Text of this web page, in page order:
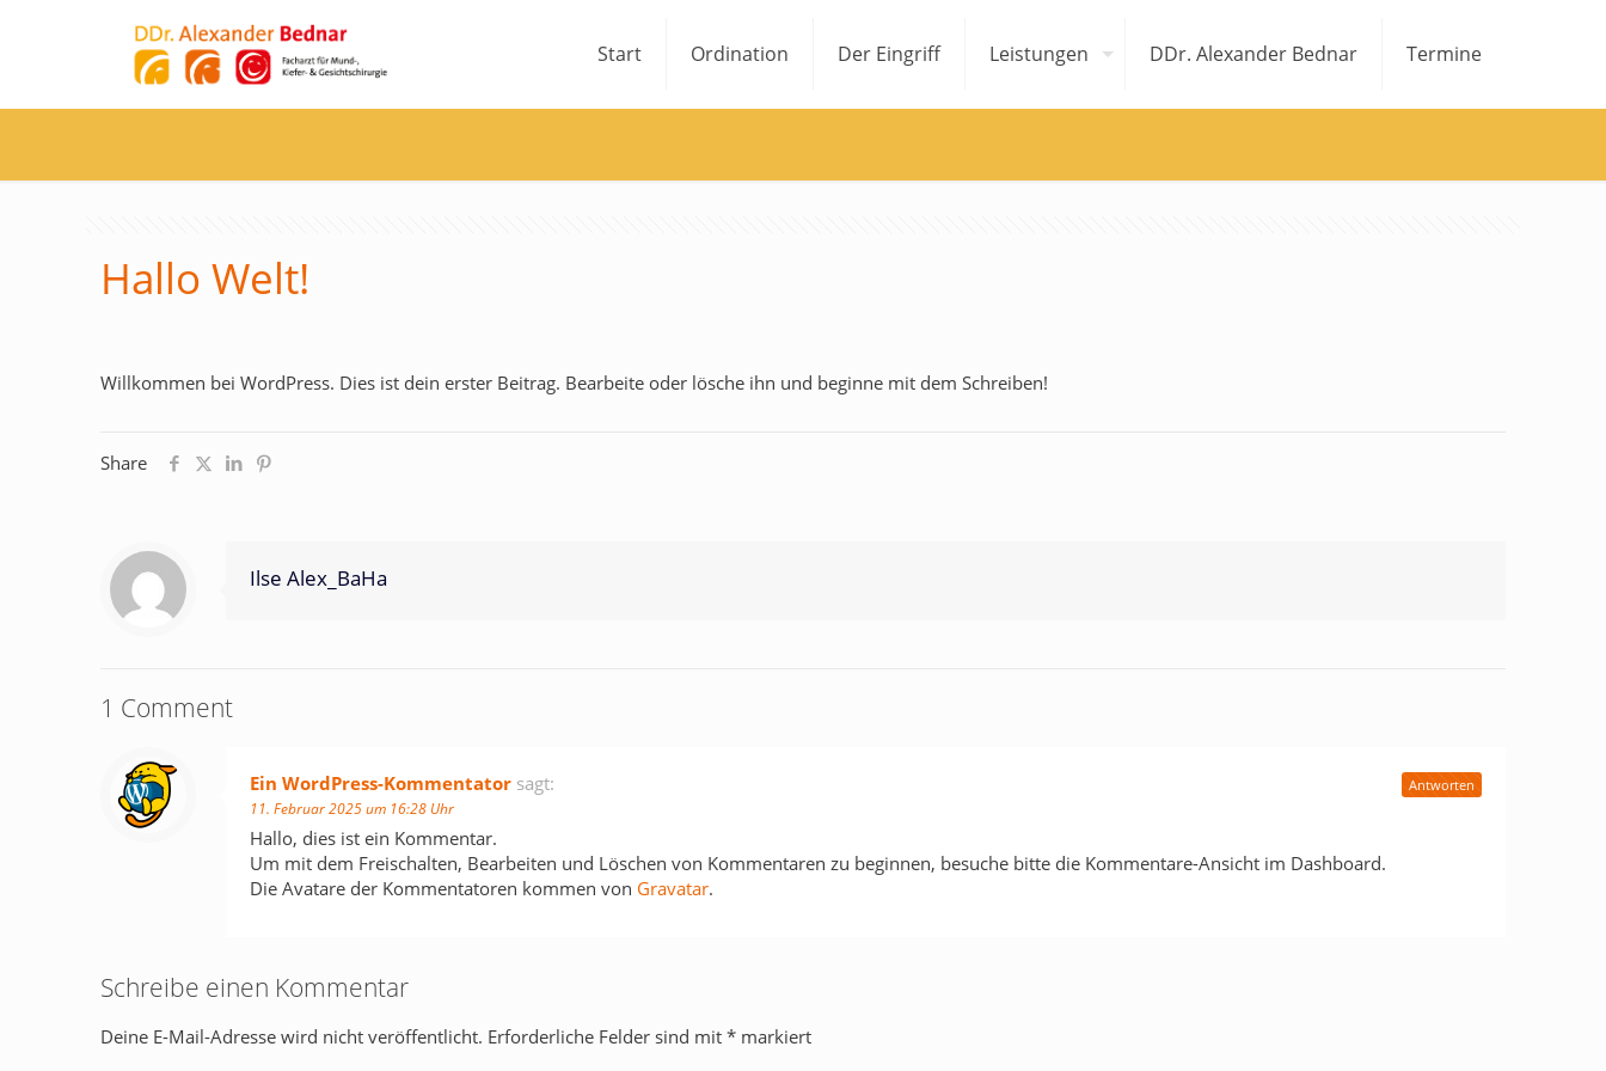
Start Ordination Der Eingriff Leistungen DDr. Alexander Bednar Termine
Hallo Welt!
Willkommen bei WordPress. Dies ist dein erster Beitrag. Bearbeite oder lösche ihn und beginne mit dem Schreiben!
Share
Ilse Alex_BaHa
1 Comment
Ein WordPress-Kommentator sagt:
11. Februar 2025 um 16:28 Uhr
Hallo, dies ist ein Kommentar.
Um mit dem Freischalten, Bearbeiten und Löschen von Kommentaren zu beginnen, besuche bitte die Kommentare-Ansicht im Dashboard.
Die Avatare der Kommentatoren kommen von Gravatar.
Antworten
Schreibe einen Kommentar
Deine E-Mail-Adresse wird nicht veröffentlicht. Erforderliche Felder sind mit * markiert